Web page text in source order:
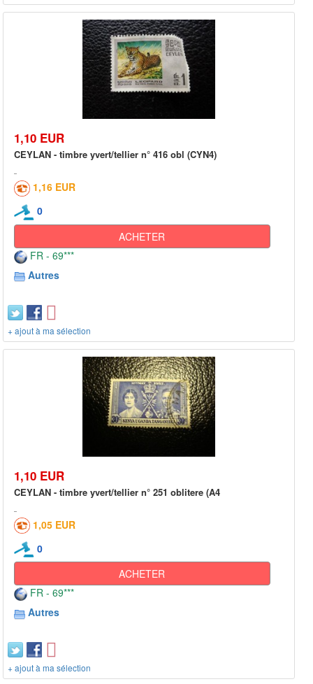
1,10 EUR
CEYLAN - timbre yvert/tellier n° 416 obl (CYN4)
1,16 EUR
0
ACHETER
FR - 69***
Autres
+ ajout à ma sélection
1,10 EUR
CEYLAN - timbre yvert/tellier n° 251 oblitere (A4
1,05 EUR
0
ACHETER
FR - 69***
Autres
+ ajout à ma sélection